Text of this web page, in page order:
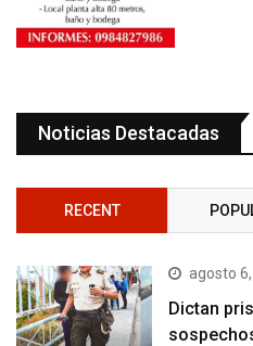
Noticias Destacadas
RECENT
agosto
Dictan